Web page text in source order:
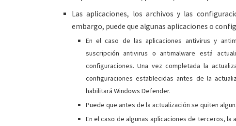
Las aplicaciones, los archivos y las
embargo, puede que algunas aplicaciones o
En el caso de las aplicaciones antivirus y
suscripción antivirus o antimalware está
configuraciones. Una vez completada la
configuraciones establecidas antes de la
habilitará Windows Defender.
Puede que antes de la actualización se quiten
En el caso de algunas aplicaciones de terceros, la